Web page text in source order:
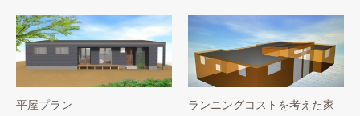
平屋プラン ランニングコストを考えた家